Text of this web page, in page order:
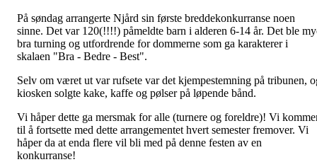
På søndag arrangerte Njård sin første breddekonkurranse noen
sinne. Det var 120(!!!!) påmeldte barn i alderen 6-14 år. Det ble
bra turning og utfordrende for dommerne som ga karakterer i
skalaen "Bra - Bedre - Best".
Selv om været ut var rufsete var det kjempestemning på tribunen,
kiosken solgte kake, kaffe og pølser på løpende bånd.
Vi håper dette ga mersmak for alle (turnere og foreldre)! Vi
til å fortsette med dette arrangementet hvert semester fremover. Vi
håper da at enda flere vil bli med på denne festen av en
konkurranse!